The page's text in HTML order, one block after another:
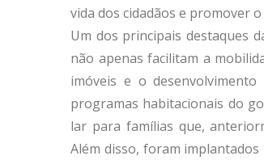
vida dos cidadãos e promover
Um dos principais destaques
não apenas facilitam a
imóveis e o
programas habitacionais do
lar para famílias que,
Além disso, foram